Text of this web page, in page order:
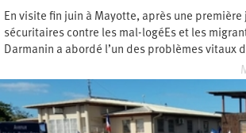
En visite fin juin à Mayotte, après une première
sécuritaires contre les mal-logéEs et les
Darmanin a abordé l’un des problèmes vitaux